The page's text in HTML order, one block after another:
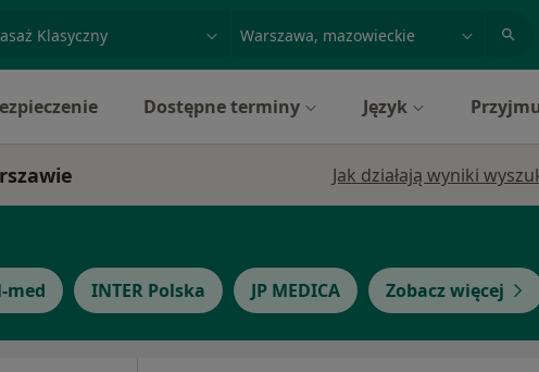
Dostępne terminy Język
Jak działają wyniki
med INTER Polska JP MEDICA Zobacz więcej